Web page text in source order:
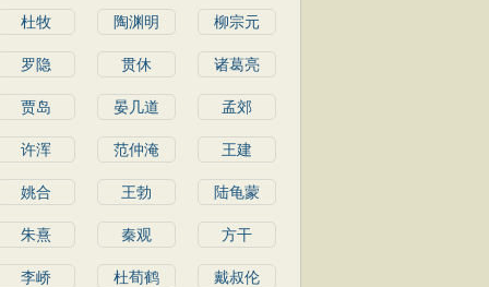
杜牧 陶渊明 柳宗元
罗隐 贯休 诸葛亮
贾岛 晏几道 孟郊
许浑 范仲淹 王建
姚合 王勃 陆龟蒙
朱熹 秦观 方干
李峤 杜荀鹤 戴叔伦